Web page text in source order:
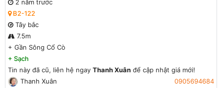
2 năm trước
B2-122
Tây bắc
7.5m
+ Gần Sông Cổ Cò
+ Sạch
Tin này đã cũ, liên hệ ngay Thanh Xuân để cập nhật giá mới!
Thanh Xuân
0905694684